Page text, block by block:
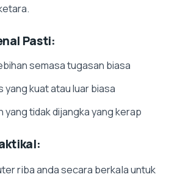
Pasti:
semasa tugasan biasa
yang kuat atau luar biasa
yang tidak dijangka yang kerap
riba anda secara berkala untuk